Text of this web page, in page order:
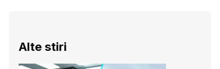
Alte stiri